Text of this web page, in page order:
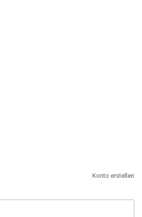
Konto erstellen